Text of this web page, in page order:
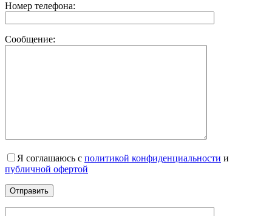
Номер телефона:
Сообщение:
Я соглашаюсь с политикой конфиденциальности и
публичной офертой